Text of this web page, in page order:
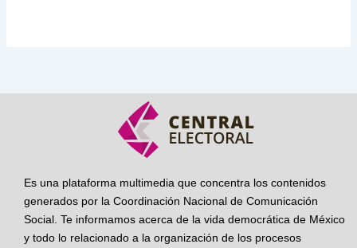
Es una plataforma multimedia que concentra los contenidos
generados por la Coordinación Nacional de Comunicación
Social. Te informamos acerca de la vida democrática de México
y todo lo relacionado a la organización de los procesos